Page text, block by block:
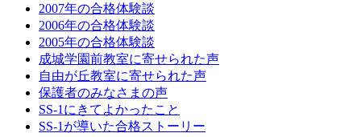
2007年の合格体験談
2006年の合格体験談
2005年の合格体験談
成城学園前教室に寄せられた声
自由が丘教室に寄せられた声
保護者のみなさまの声
SS-1にきてよかったこと
SS-1が導いた合格ストーリー